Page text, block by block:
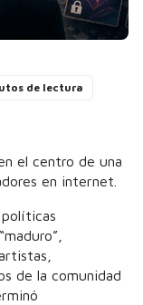
de lectura
el centro de una
en internet.
de la comunidad